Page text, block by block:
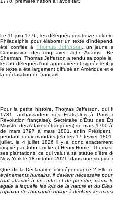
1778, première nation à l'avoir fait.
Le 11 juin 1776, les délégués des treize
Philadelphie pour élaborer un texte
été confiée à Thomas Jefferson , un jeune
Commission des cinq avec John Adams,
Sherman. Thomas Jefferson a rendu sa copie
les 56 délégués l'ont approuvée et signée le 4
le texte a été largement diffusé en Amérique et
la déclaration en français.
Pour la petite histoire, Thomas Jefferson,
1781, ambassadeur des États-Unis à
Révolution française), Secrétaire d'État des
Ministre des Affaires étrangères) de mars 1790
de mars 1797 à mars 1801, enfin
pendant deux mandats (élu les 17 février
juillet, le 4 juillet 1826 il y a donc
inspiré par John Locke et Henry Home,
ses plantations, ce qui valut à sa statue d'être
New York le 18 octobre 2021, dans une stupide
Que dit la Déclaration d'indépendance ? Elle
événements humains, il devient nécessaire
l'ont attaché à un autre et de prendre, parmi
égale à laquelle les lois de la nature et du
l'opinion de l'humanité oblige à déclarer les